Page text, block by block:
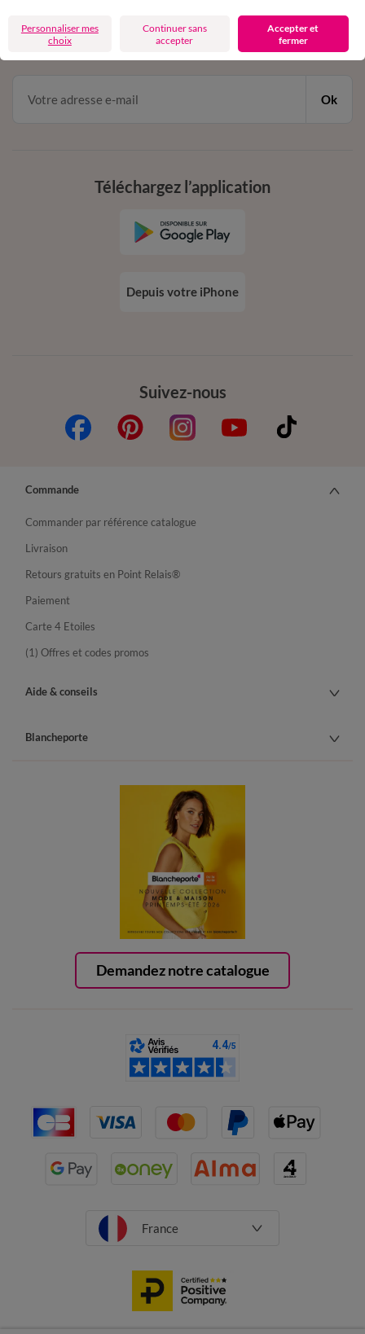
en vous inscrivant à la newsletter
dès 20€ d’achat
conditions dans votre email de confirmation
Ok
Suivez-nous
Téléchargez l’application
Depuis votre iPhone
Demandez notre catalogue
Commande
Commander par référence catalogue
Livraison
Retours gratuits en Point Relais®
Paiement
Carte 4 Etoiles
(1) Offres et codes promos
Aide & conseils
Blancheporte
France
Personnaliser mes
choix
Continuer sans
accepter
Accepter et
fermer